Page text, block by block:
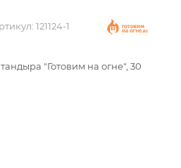
121124-1
"Готовим на огне", 30